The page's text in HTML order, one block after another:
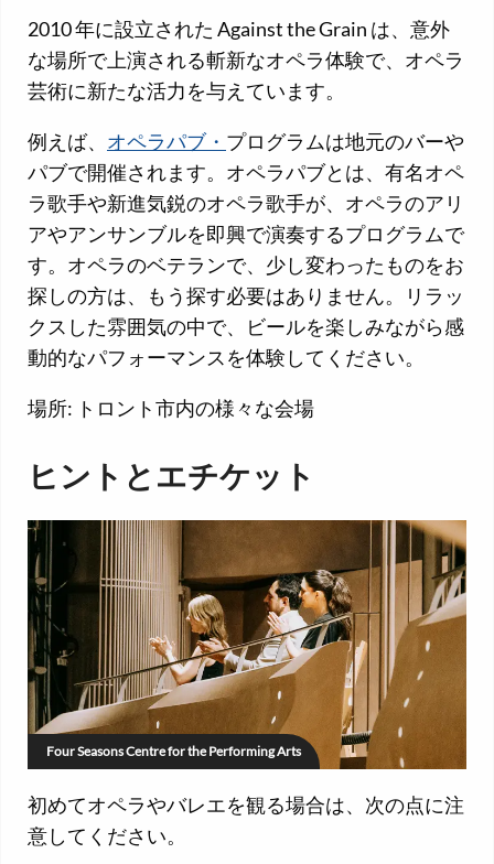
2010 年に設立された Against the Grain は、意外
な場所で上演される斬新なオペラ体験で、オペラ
芸術に新たな活力を与えています。
例えば、 オペラパブ・ プログラムは地元のバーや
パブで開催されます。オペラパブとは、有名オペ
ラ歌手や新進気鋭のオペラ歌手が、オペラのアリ
アやアンサンブルを即興で演奏するプログラムで
す。オペラのベテランで、少し変わったものをお
探しの方は、もう探す必要はありません。リラッ
クスした雰囲気の中で、ビールを楽しみながら感
動的なパフォーマンスを体験してください。
場所: トロント市内の様々な会場
ヒントとエチケット
Four Seasons Centre for the Performing Arts
初めてオペラやバレエを観る場合は、次の点に注
意してください。